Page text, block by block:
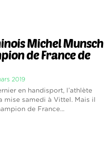
Michel Munsch
de France de
2019
en handisport, l’athlète
samedi à Vittel. Mais il
de France...